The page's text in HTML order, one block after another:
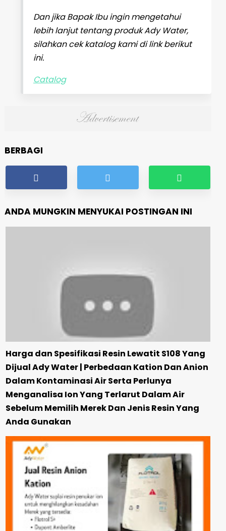
Dan jika Bapak Ibu ingin mengetahui
lebih lanjut tentang produk Ady Water,
silahkan cek katalog kami di link berikut
ini.
Catalog
BERBAGI
ANDA MUNGKIN MENYUKAI POSTINGAN INI
Harga dan Spesifikasi Resin Lewatit S108 Yang
Dijual Ady Water | Perbedaan Kation Dan Anion
Dalam Kontaminasi Air Serta Perlunya
Menganalisa Ion Yang Terlarut Dalam Air
Sebelum Memilih Merek Dan Jenis Resin Yang
Anda Gunakan